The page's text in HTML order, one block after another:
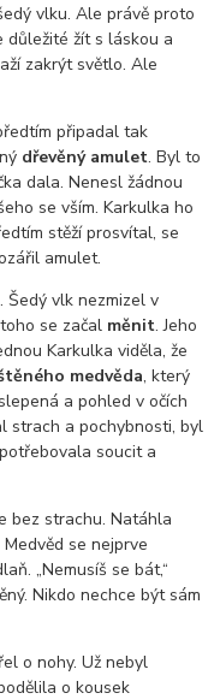
vlku. Ale právě proto
důležité žít s láskou a
zakrýt světlo. Ale
připadal tak
dřevěný amulet. Byl to
dala. Nenesl žádnou
se vším. Karkulka ho
stěží prosvítal, se
amulet.
Šedý vlk nezmizel v
se začal měnit. Jeho
Karkulka viděla, že
medvěda, který
a pohled v očích
strach a pochybnosti, byl
soucit a
bez strachu. Natáhla
se nejprve
„Nemusíš se bát,“
Nikdo nechce být sám
o nohy. Už nebyl
o kousek